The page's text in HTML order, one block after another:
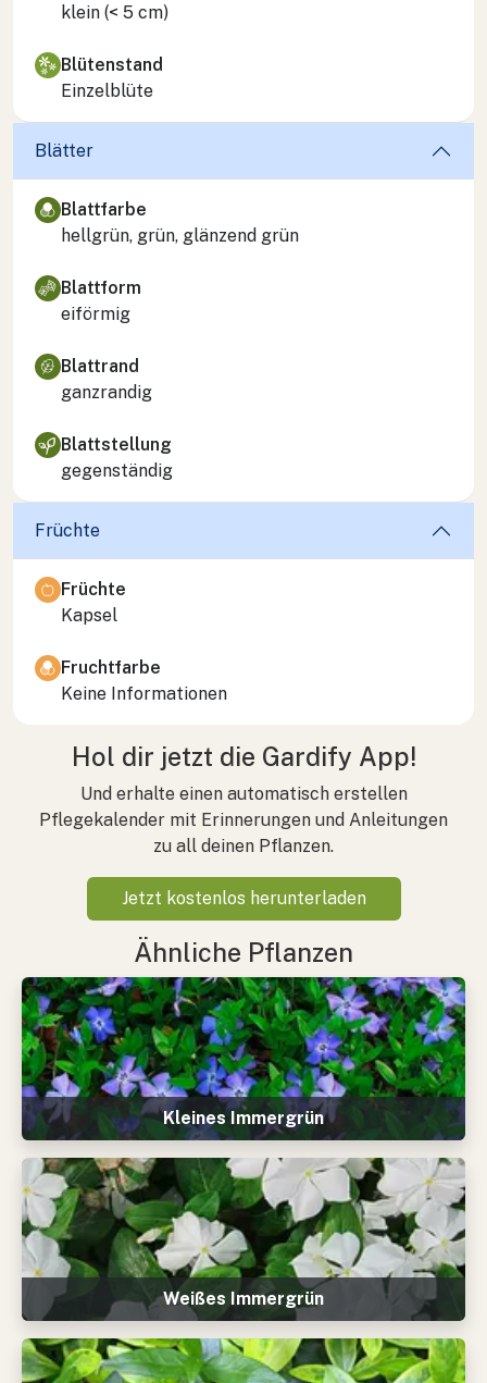
klein (< 5 cm)
Blütenstand
Einzelblüte
Blätter
Blattfarbe
hellgrün, grün, glänzend grün
Blattform
eiförmig
Blattrand
ganzrandig
Blattstellung
gegenständig
Früchte
Früchte
Kapsel
Fruchtfarbe
Keine Informationen
Hol dir jetzt die Gardify App!
Und erhalte einen automatisch erstellen
Pflegekalender mit Erinnerungen und Anleitungen
zu all deinen Pflanzen.
Jetzt kostenlos herunterladen
Ähnliche Pflanzen
Kleines Immergrün
Weißes Immergrün